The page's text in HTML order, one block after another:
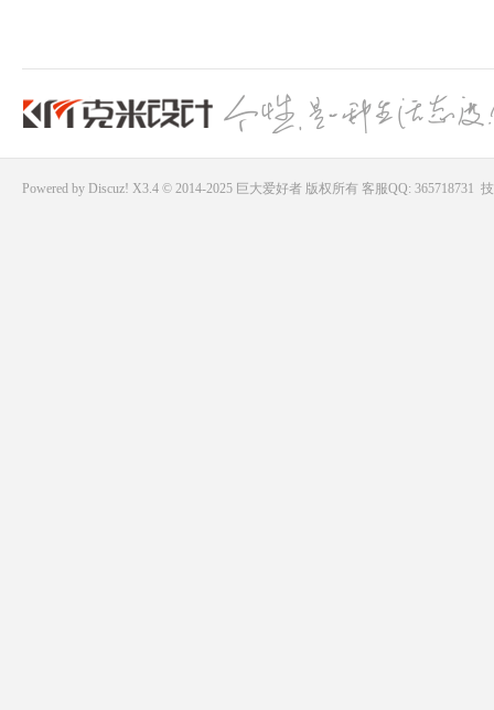
Powered by Discuz! X3.4 © 2014-2025 巨大爱好者版权所有 客服QQ: 365718731